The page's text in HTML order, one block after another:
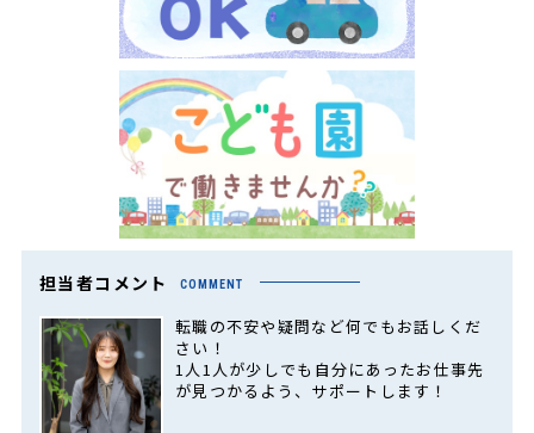
担当者コメント COMMENT
転職の不安や疑問など何でもお話しくだ
さい！
1人1人が少しでも自分にあったお仕事先
が見つかるよう、サポートします！